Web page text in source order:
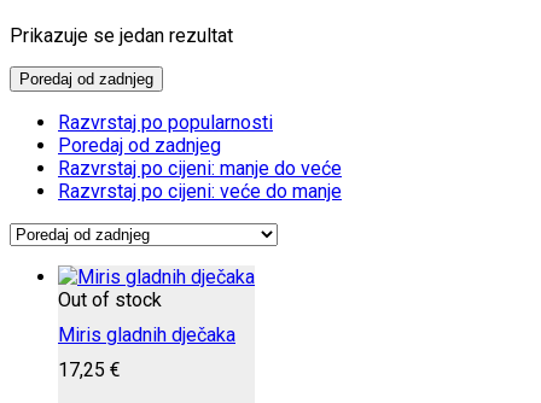
Prikazuje se jedan rezultat
Poredaj od zadnjeg
Razvrstaj po popularnosti
Poredaj od zadnjeg
Razvrstaj po cijeni: manje do veće
Razvrstaj po cijeni: veće do manje
Out of stock
Miris gladnih dječaka
17,25 €